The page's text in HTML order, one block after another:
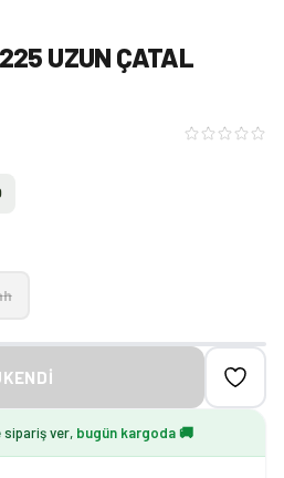
UZUN ÇATAL
sipariş ver, bugün kargoda 🚚